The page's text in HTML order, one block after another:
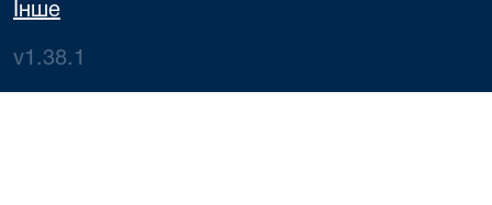
Інше
v1.38.1